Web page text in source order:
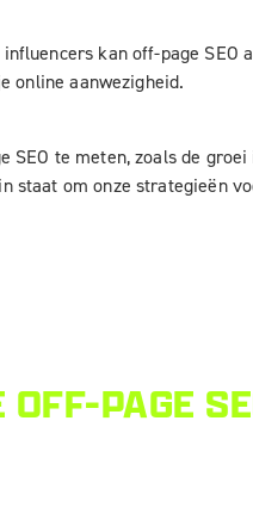
kan off-page
online aanwezigheid.
te meten, zoals de
staat om onze strategieën
PAGE